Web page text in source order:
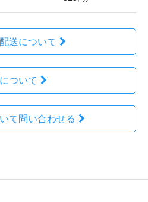
送について
ついて
て問い合わせる